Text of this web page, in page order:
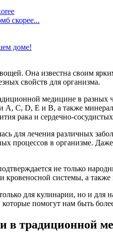
скорее...
доме!
Она известна своим
свойств для организма.
медицине в разных
А, С, D, E и В, а также
рака и сердечно-
для лечения различных
процессов в организме.
не только
кровеносной системы, а
для кулинарии, но и
помогут нам быть
в традиционной